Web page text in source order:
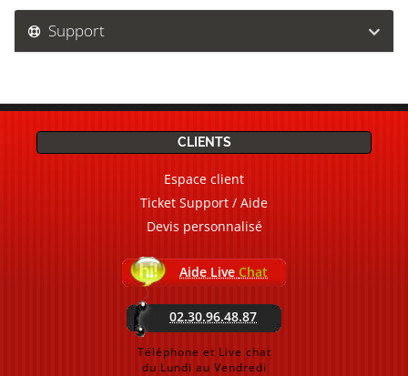
Support
CLIENTS
Espace client
Ticket Support / Aide
Devis personnalisé
Aide Live Chat
02.30.96.48.87
Téléphone et Live chat
du Lundi au Vendredi